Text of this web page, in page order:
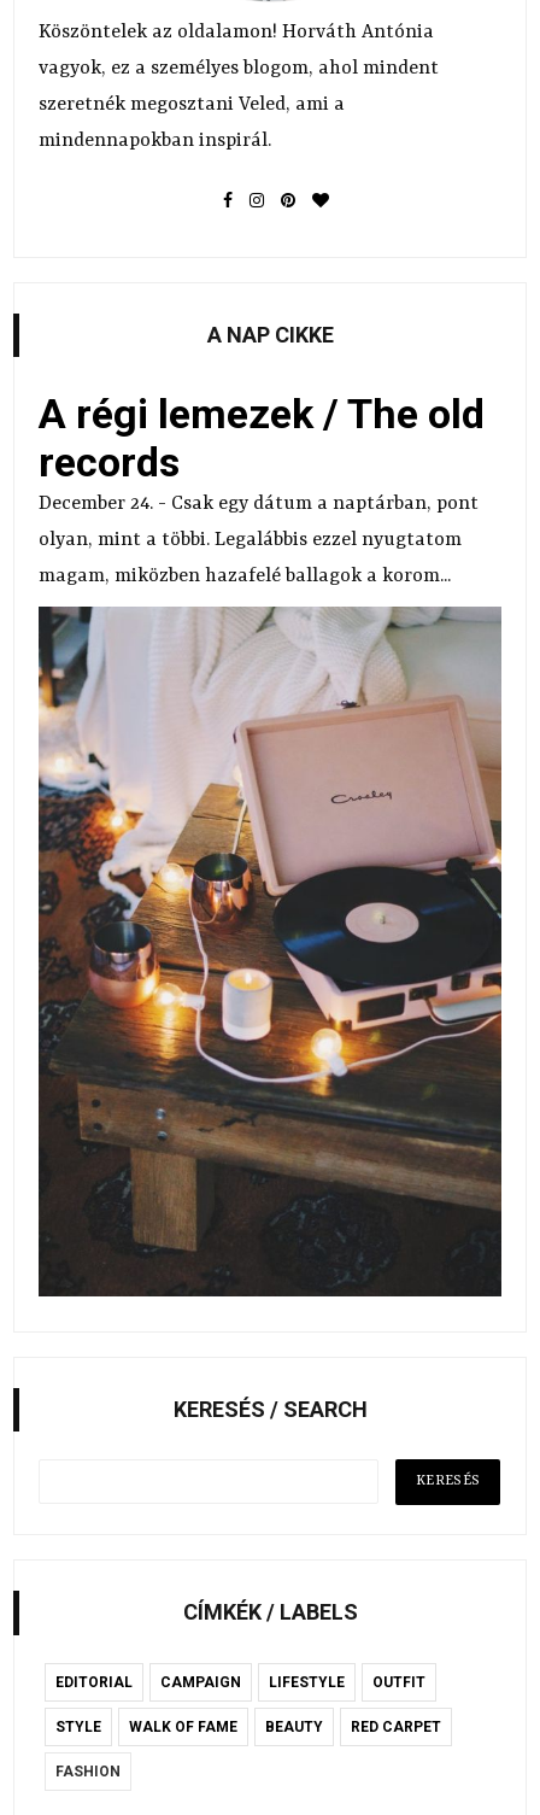
Köszöntelek az oldalamon! Horváth Antónia
vagyok, ez a személyes blogom, ahol mindent
szeretnék megosztani Veled, ami a
mindennapokban inspirál.
A NAP CIKKE
A régi lemezek / The old
records
December 24. - Csak egy dátum a naptárban, pont
olyan, mint a többi. Legalábbis ezzel nyugtatom
magam, miközben hazafelé ballagok a korom...
KERESÉS / SEARCH
CÍMKÉK / LABELS
EDITORIAL CAMPAIGN LIFESTYLE OUTFIT
STYLE WALK OF FAME BEAUTY RED CARPET
FASHION